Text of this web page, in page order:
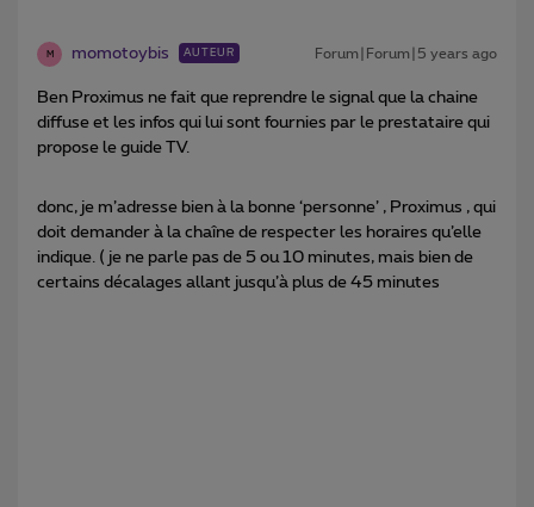
M momotoybis AUTEUR Forum|Forum|5 years ago
Ben Proximus ne fait que reprendre le signal que la chaine
diffuse et les infos qui lui sont fournies par le prestataire qui
propose le guide TV.
donc, je m’adresse bien à la bonne ‘personne’ , Proximus , qui
doit demander à la chaîne de respecter les horaires qu’elle
indique. ( je ne parle pas de 5 ou 10 minutes, mais bien de
certains décalages allant jusqu’à plus de 45 minutes